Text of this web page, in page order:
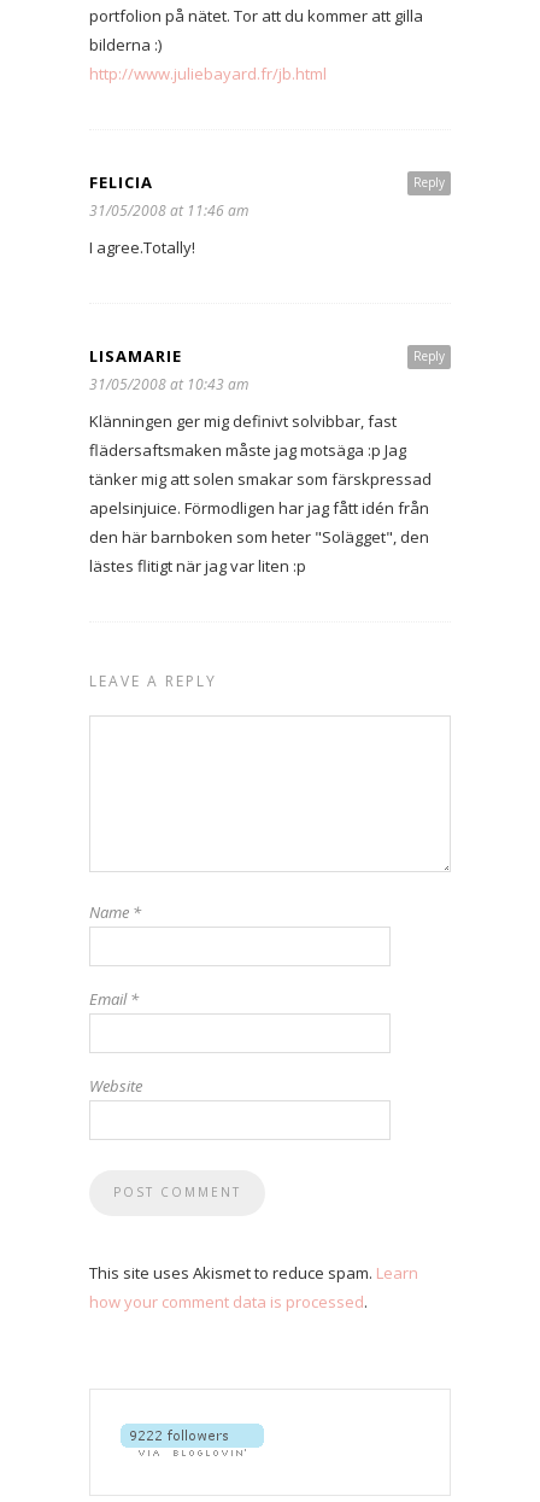
portfolion på nätet. Tor att du kommer att gilla
bilderna :)
http://www.juliebayard.fr/jb.html
Reply
FELICIA
31/05/2008 at 11:46 am
I agree.Totally!
Reply
LISAMARIE
31/05/2008 at 10:43 am
Klänningen ger mig definivt solvibbar, fast
flädersaftsmaken måste jag motsäga :p Jag
tänker mig att solen smakar som färskpressad
apelsinjuice. Förmodligen har jag fått idén från
den här barnboken som heter "Solägget", den
lästes flitigt när jag var liten :p
LEAVE A REPLY
Name *
Email*
Website
This site uses Akismet to reduce spam. Learn
how your comment data is processed.